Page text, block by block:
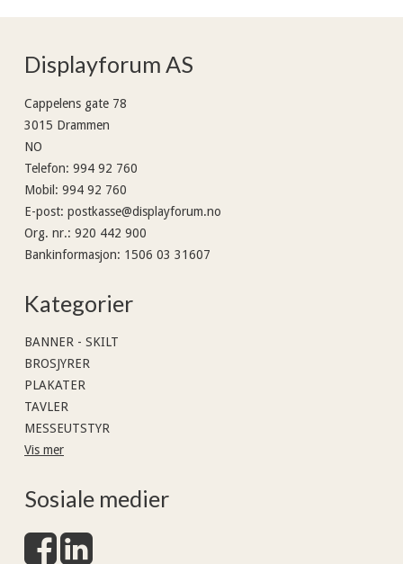
Displayforum AS
Cappelens gate 78
3015 Drammen
NO
Telefon: 994 92 760
Mobil : 994 92 760
E-post: postkasse@displayforum.no
Org. nr.: 920 442 900
Bankinformasjon: 1506 03 31607
Kategorier
BANNER - SKILT
BROSJYRER
PLAKATER
TAVLER
MESSEUTSTYR
Vis mer
Sosiale medier